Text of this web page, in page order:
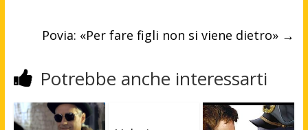
Povia: «Per fare figli non si viene dietro» →
Potrebbe anche interessarti